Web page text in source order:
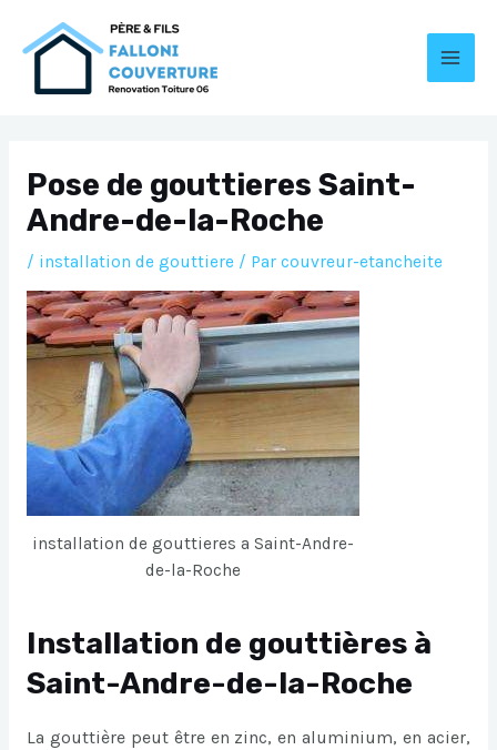
Pose de gouttieres Saint-
Andre-de-la-Roche
/ installation de gouttiere/ Par couvreur-etancheite
installation de gouttieres a Saint-Andre-
de-la-Roche
Installation de gouttières à
Saint-Andre-de-la-Roche
La gouttière peut être en zinc, en aluminium, en acier,